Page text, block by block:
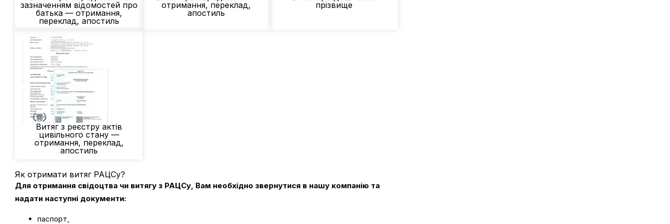
зазначенням відомостей про
батька — отримання,
переклад, апостиль
отримання, переклад,
апостиль
прізвище
Витяг з реєстру актів
цивільного стану —
отримання, переклад,
апостиль
Як отримати витяг РАЦСу?
Для отримання свідоцтва чи витягу з РАЦСу, Вам необхідно звернутися в нашу компанію та
надати наступні документи:
паспорт,